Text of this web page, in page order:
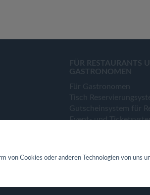
FÜR RESTAURANTS
GASTRONOMEN
Für Gastronomen
Tisch
Gutscheinsystem für
Event- und
Webseiten für
von Cookies oder anderen Technologien von uns